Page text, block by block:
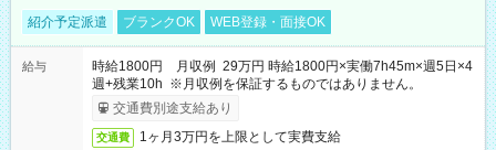
紹介予定派遣 ブランクOK WEB登録・面接OK
給与
時給1800円 月収例 29万円 時給1800円×実働7h45m×週5日×4
週+残業10h ※月収例を保証するものではありません。
交通費別途支給あり
交通費 1ヶ月3万円を上限として実費支給